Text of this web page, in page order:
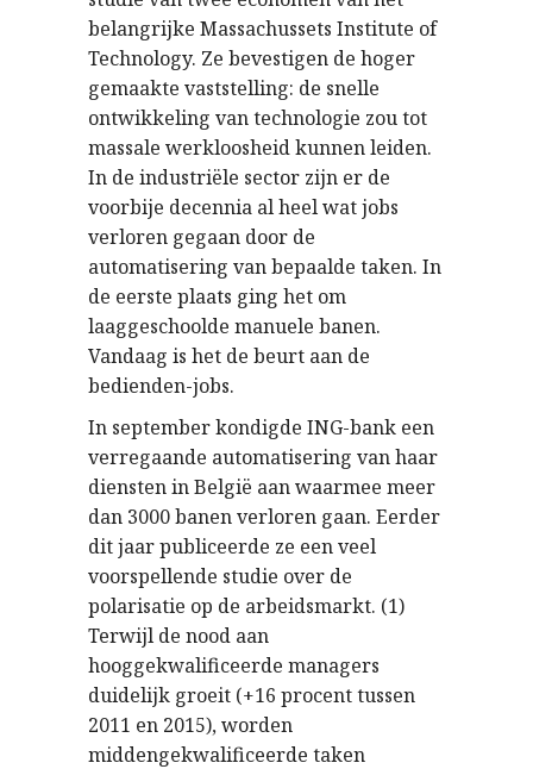
belangrijke Massachussets Institute of
Technology. Ze bevestigen de hoger
gemaakte vaststelling: de snelle
ontwikkeling van technologie zou tot
massale werkloosheid kunnen leiden.
In de industriële sector zijn er de
voorbije decennia al heel wat jobs
verloren gegaan door de
automatisering van bepaalde taken. In
de eerste plaats ging het om
laaggeschoolde manuele banen.
Vandaag is het de beurt aan de
bedienden-jobs.
In september kondigde ING-bank een
verregaande automatisering van haar
diensten in België aan waarmee meer
dan 3000 banen verloren gaan. Eerder
dit jaar publiceerde ze een veel
voorspellende studie over de
polarisatie op de arbeidsmarkt. (1)
Terwijl de nood aan
hooggekwalificeerde managers
duidelijk groeit (+16 procent tussen
2011 en 2015), worden
middengekwalificeerde taken